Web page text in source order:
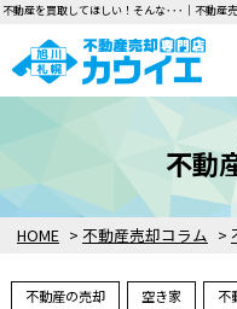
HOME > 不動産売却コラム >
不動
不動産の売却 空き家 不